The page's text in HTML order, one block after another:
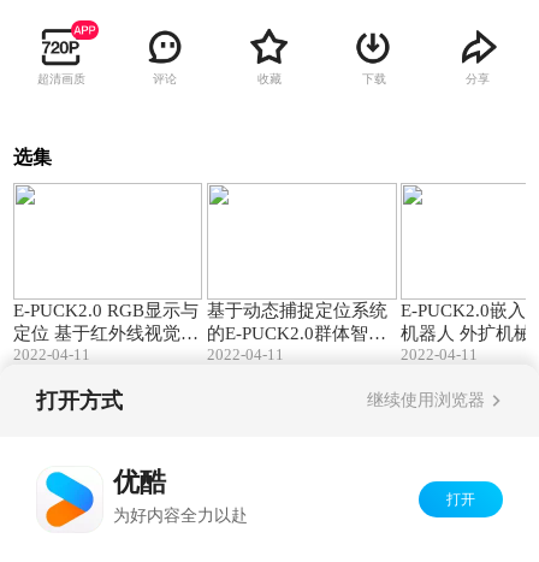
超清画质 评论 收藏 下载 分享
选集
E-PUCK2.0 RGB显示与
定位 基于红外线视觉识
别定位系统的群体协作
位系统
2022-04-11
基于动态捕捉定位系统
的E-PUCK2.0群体智能
多机器人协同科研平台
2022-04-11
E-PUCK2.0嵌入
机器人 外扩机械
机器人物体识别
心部件实现机器
2022-04-11
打开方式 继续使用浏览器
优酷
为好内容全力以赴
打开